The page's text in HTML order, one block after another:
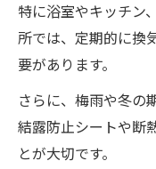
特に浴室やキッチン
所では、定期的に換
要があります。
さらに、梅雨や冬の
結露防止シートや断
とが大切です。